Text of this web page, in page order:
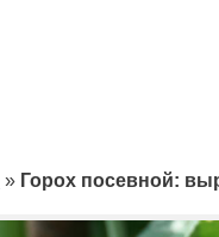
» Горох посевной: